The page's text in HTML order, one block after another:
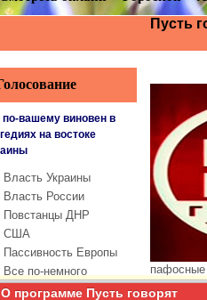
О программе Пусть говорят